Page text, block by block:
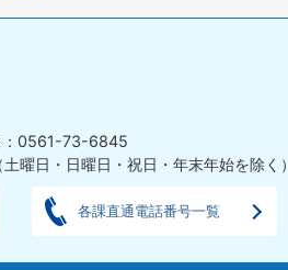
：0561-73-6845
土曜日・日曜日・祝日・年末年始を除く）
各課直通電話番号一覧